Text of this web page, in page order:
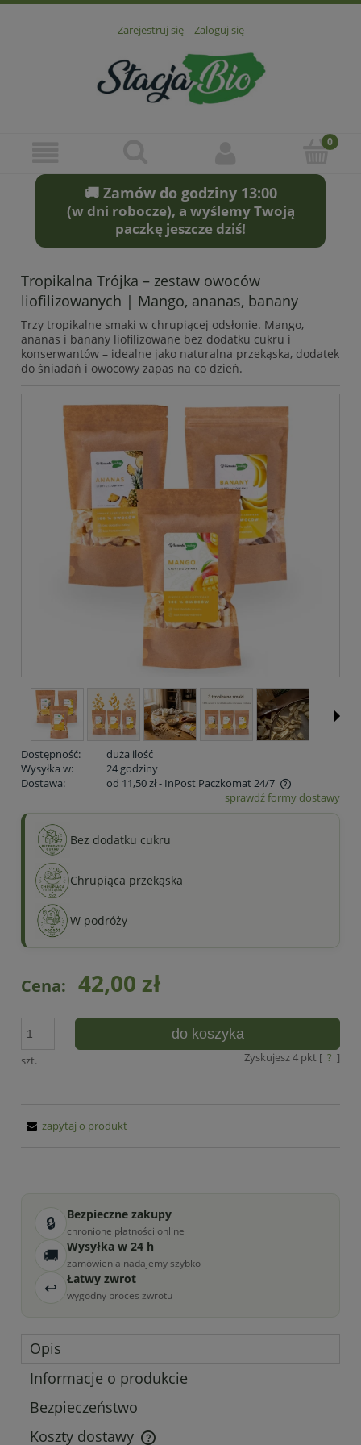
Zarejestruj się Zaloguj się
🚚 Zamów do godziny 13:00
(w dni robocze), a wyślemy Twoją
paczkę jeszcze dziś!
Tropikalna Trójka – zestaw owoców
liofilizowanych | Mango, ananas, banany
Trzy tropikalne smaki w chrupiącej odsłonie. Mango,
ananas i banany liofilizowane bez dodatku cukru i
konserwantów – idealne jako naturalna przekąska, dodatek
do śniadań i owocowy zapas na co dzień.
Dostępność:
duża ilość
Wysyłka w:
24 godziny
Dostawa:
od 11,50 zł- InPost Paczkomat 24/7
Cena nie zawiera ewentualnych kosztów płatnościsprawdź formy dostawy
Bez dodatku cukru
Chrupiąca przekąska
W podróży
Cena: 42,00 zł
szt.
do koszyka
Zyskujesz4pkt [ ? ]
zapytaj o produkt
🔒 Bezpieczne zakupy
chronione płatności online
🚚 Wysyłka w 24 h
zamówienia nadajemy szybko
↩ Łatwy zwrot
wygodny proces zwrotu
Opis
Informacje o produkcie
Bezpieczeństwo
Koszty dostawy